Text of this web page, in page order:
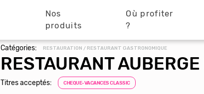
principale
Nos
produits
Où profiter
?
Catégories: RESTAURATION / RESTAURANT GASTRONOMIQUE
RESTAURANT
Titres acceptés: CHEQUE-VACANCES CLASSIC